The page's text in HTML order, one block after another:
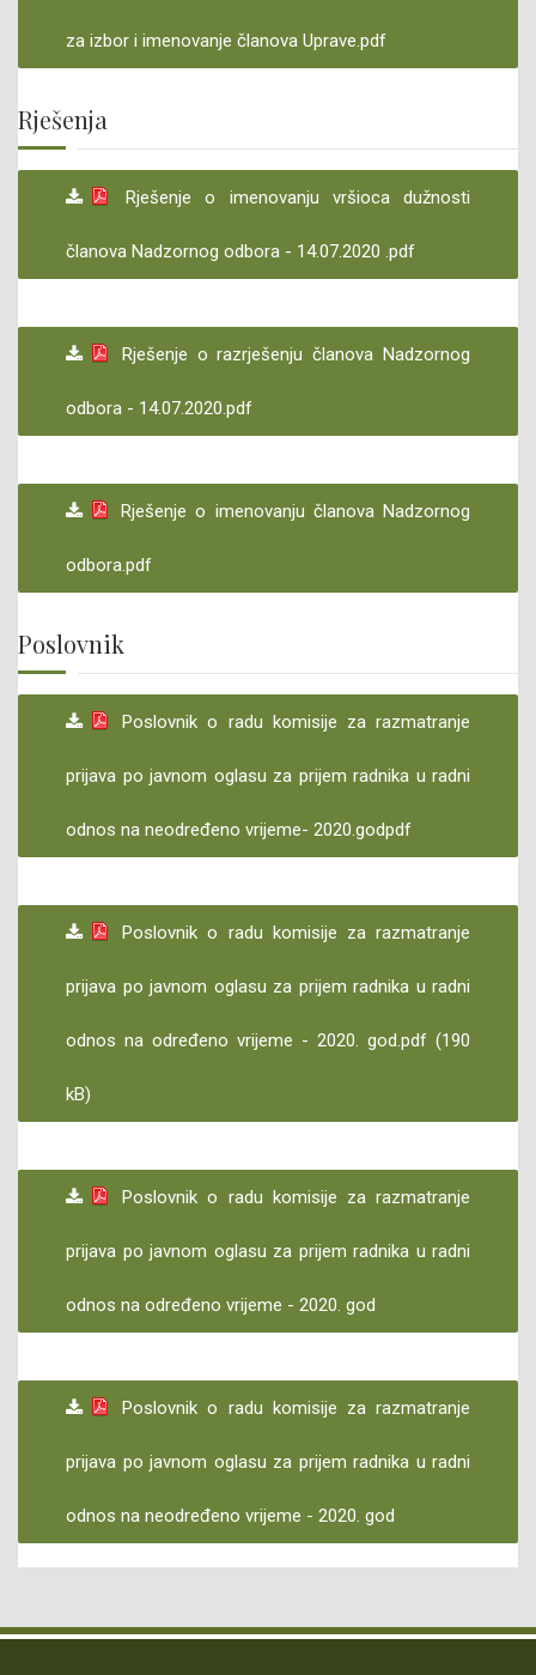
za izbor i imenovanje članova Uprave.pdf
Rješenja
Rješenje o imenovanju vršioca dužnosti
članova Nadzornog odbora - 14.07.2020 .pdf
Rješenje o razrješenju članova Nadzornog
odbora - 14.07.2020.pdf
Rješenje o imenovanju članova Nadzornog
odbora.pdf
Poslovnik
Poslovnik o radu komisije za razmatranje
prijava po javnom oglasu za prijem radnika u radni
odnos na neodređeno vrijeme- 2020.godpdf
Poslovnik o radu komisije za razmatranje
prijava po javnom oglasu za prijem radnika u radni
odnos na određeno vrijeme - 2020. god.pdf (190
kB)
Poslovnik o radu komisije za razmatranje
prijava po javnom oglasu za prijem radnika u radni
odnos na određeno vrijeme - 2020. god
Poslovnik o radu komisije za razmatranje
prijava po javnom oglasu za prijem radnika u radni
odnos na neodređeno vrijeme - 2020. god